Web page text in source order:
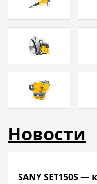
Новости
SANY SET150S